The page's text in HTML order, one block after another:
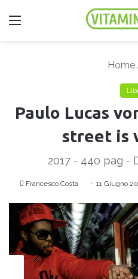
Home
Paulo Lucas
street is
2017 - 440 pag -
Francesco Costa
v
i
a
u
n
11 Giugno